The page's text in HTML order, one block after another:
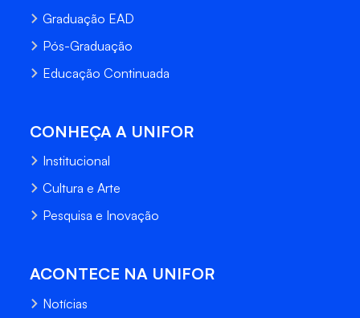
Graduação EAD
Pós-Graduação
Educação Continuada
CONHEÇA A UNIFOR
Institucional
Cultura e Arte
Pesquisa e Inovação
ACONTECE NA UNIFOR
Notícias